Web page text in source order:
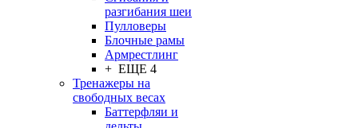
разгибания шеи
Пулловеры
Блочные рамы
Армрестлинг
+ ЕЩЕ 4
Тренажеры на
свободных весах
Баттерфляи и